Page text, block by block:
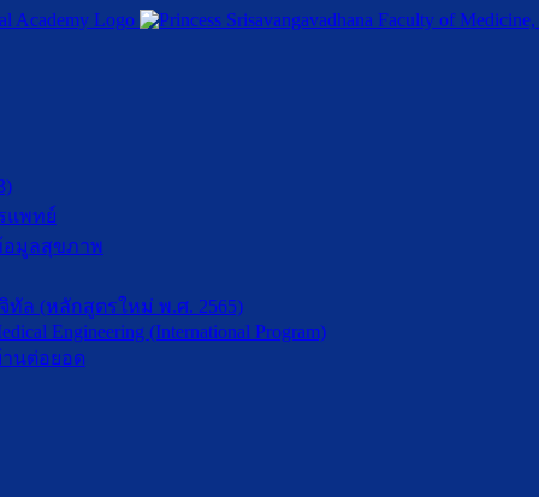
แพทย์
อมูลสุขภาพ
ล (หลักสูตรใหม่ พ.ศ. 2565)
Engineering (International Program)
นต่อยอด